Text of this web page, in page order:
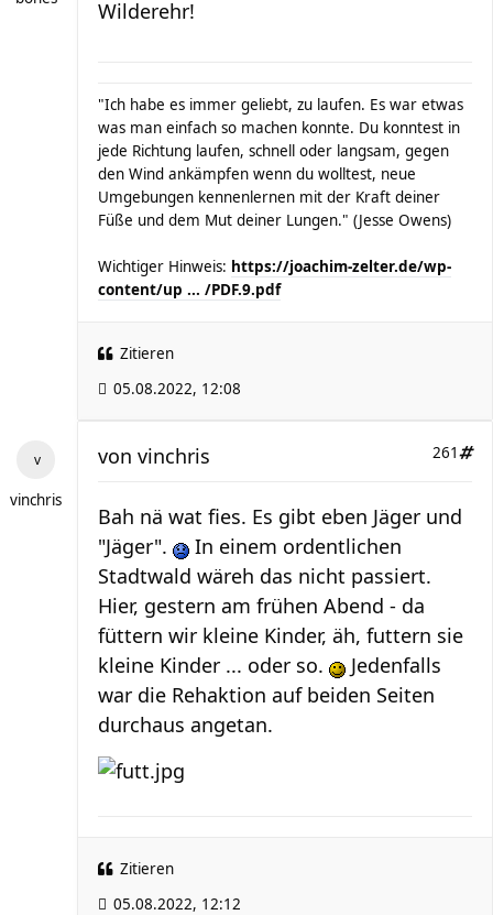
Wilderehr!
"Ich habe es immer geliebt, zu laufen. Es war etwas
was man einfach so machen konnte. Du konntest in
jede Richtung laufen, schnell oder langsam, gegen
den Wind ankämpfen wenn du wolltest, neue
Umgebungen kennenlernen mit der Kraft deiner
Füße und dem Mut deiner Lungen." (Jesse Owens)
Wichtiger Hinweis: https://joachim-zelter.de/wp-
content/up ... /PDF.9.pdf
Zitieren
05.08.2022, 12:08
vinchris
261
von vinchris
Bah nä wat fies. Es gibt eben Jäger und
"Jäger".
In einem ordentlichen
Stadtwald wäreh das nicht passiert.
Hier, gestern am frühen Abend - da
füttern wir kleine Kinder, äh, futtern sie
kleine Kinder ... oder so.
Jedenfalls
war die Rehaktion auf beiden Seiten
durchaus angetan.
Zitieren
05.08.2022, 12:12